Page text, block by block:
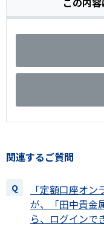
関連するご質問
「定額口座オ
が、「田中貴金
ら、ログインで